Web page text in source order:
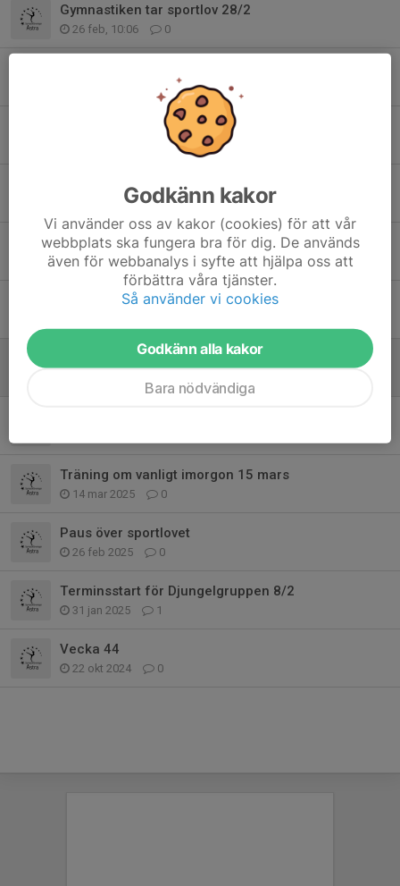
Gymnastiken tar sportlov 28/2
26 feb, 10:06 0
0
Terminsavslutning 13/12
Påminnelse om städning av gymnastiklokalen.
7 nov 2025 0
Paus över höstlovet 1/11
28 okt 2025 0
Terminsstart för Djungelgruppen 13/9
Djungelgruppen har påsklov lördag 19/4
Träning om vanligt imorgon 15 mars
14 mar 2025 0
Paus över sportlovet
26 feb 2025 0
Terminsstart för Djungelgruppen 8/2
31 jan 2025 1
Vecka 44
22 okt 2024 0
Godkänn kakor
Vi använder oss av kakor (cookies) för att vår
webbplats ska fungera bra för dig. De används
även för webbanalys i syfte att hjälpa oss att
förbättra våra tjänster.
Så använder vi cookies
Godkänn alla kakor
Bara nödvändiga